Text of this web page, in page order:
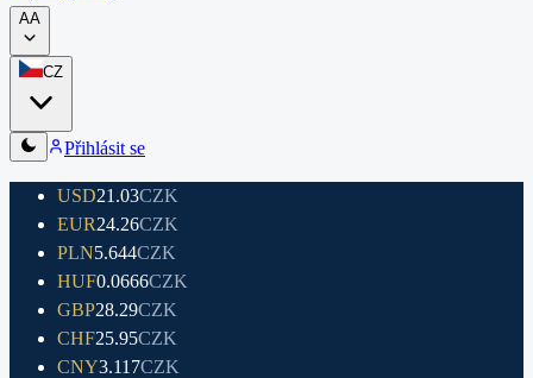
AA
CZ
Přihlásit se
USD21.03CZK
EUR24.26CZK
PLN5.644CZK
HUF0.0666CZK
GBP28.29CZK
CHF25.95CZK
CNY3.117CZK